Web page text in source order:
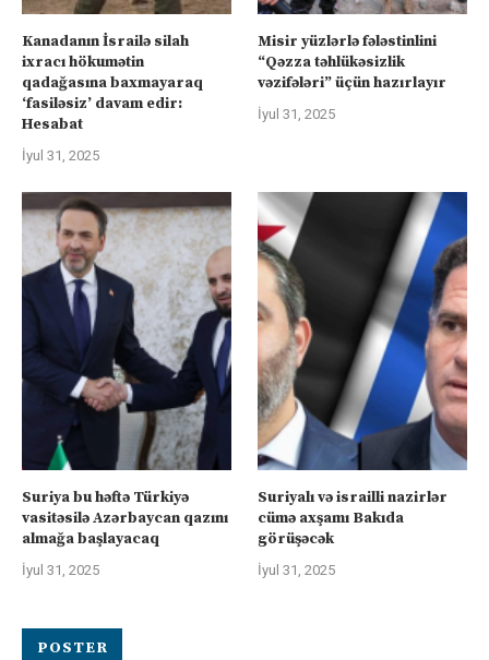
Kanadanın İsrailə silah
ixracı hökumətin
qadağasına baxmayaraq
‘fasiləsiz’ davam edir:
Hesabat
İyul 31, 2025
Misir yüzlərlə fələstinlini
“Qəzza təhlükəsizlik
vəzifələri” üçün hazırlayır
İyul 31, 2025
Suriya bu həftə Türkiyə
vasitəsilə Azərbaycan qazını
almağa başlayacaq
İyul 31, 2025
Suriyalı və israilli nazirlər
cümə axşamı Bakıda
görüşəcək
İyul 31, 2025
POSTER